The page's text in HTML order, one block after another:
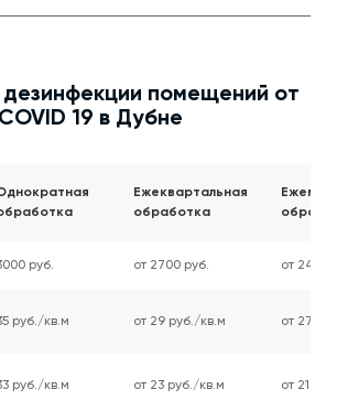
помещений от
COVID 19 в Дубне
Ежеквартальная
обработка
руб. от 2700 руб. от 2400
руб./кв.м от 29 руб./кв.м от 27
руб./кв.м от 23 руб./кв.м от 21